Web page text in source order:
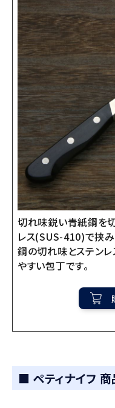
切れ味鋭い青紙鋼を
レス(SUS-410)で挟
鋼の切れ味とステン
やすい包丁です。
■ ペティナイフ